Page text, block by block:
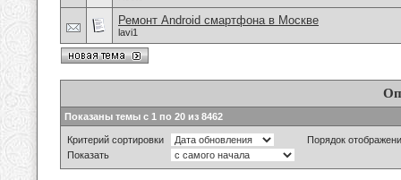
Ремонт Android смартфона в Москве
lavi1
Показаны темы с 1 по 20 из 8462
Критерий сортировки
Порядок
Показать